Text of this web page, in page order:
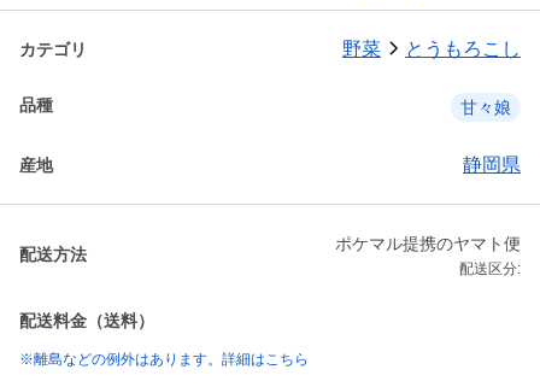
カテゴリ 野菜 とうもろこし
品種 甘々娘
産地 静岡県
配送方法
ポケマル提携のヤマト便
配送区分:
配送料金（送料）
※離島などの例外はあります。詳細はこちら